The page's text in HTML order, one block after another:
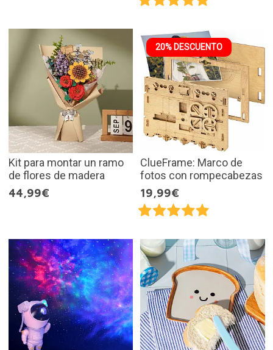
Kit para montar un ramo
de flores de madera
44,99€
20% DESCUENTO
ClueFrame: Marco de
fotos con rompecabezas
19,99€